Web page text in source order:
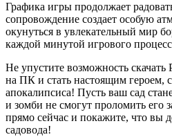
Графика игры продолжает
сопровождение создает особую
окунуться в увлекательный мир
каждой минутой игрового
Не упустите возможность
на ПК и стать настоящим героем,
апокалипсиса! Пусть ваш сад
и зомби не смогут проломить его
прямо сейчас и покажите, что вы
садовода!